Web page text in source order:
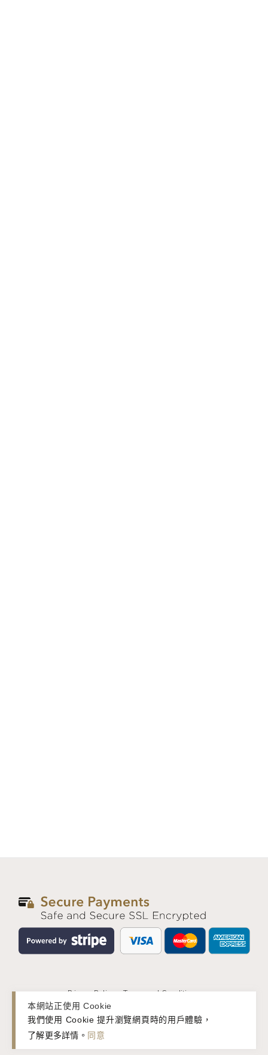
Privacy Policy Terms and Conditions
© 2026 basic&. All rights reserved.
本網站正使用 Cookie
我們使用 Cookie 提升瀏覽網頁時的用戶體驗，
了解更多詳情 。 同意